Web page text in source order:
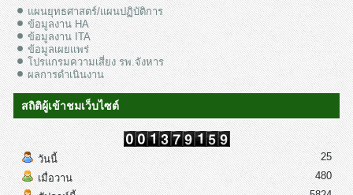
แผนยุทธศาสตร์/แผนปฏิบัติการ
ข้อมูลงาน HA
ข้อมูลงาน ITA
ข้อมูลเผยแพร่
โปรแกรมความเสี่ยง รพ.จังหาร
ผลการดำเนินงาน
สถิติผู้เข้าชมเว็บไซต์
วันนี้
เมื่อวาน
25
480